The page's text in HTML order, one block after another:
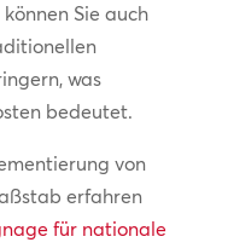
Sie auch
was
bedeutet.
von
erfahren
für nationale